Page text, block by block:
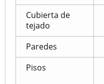
Cubierta de
tejado
Paredes
Pisos